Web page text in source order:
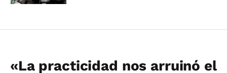
«La practicidad nos arruinó el